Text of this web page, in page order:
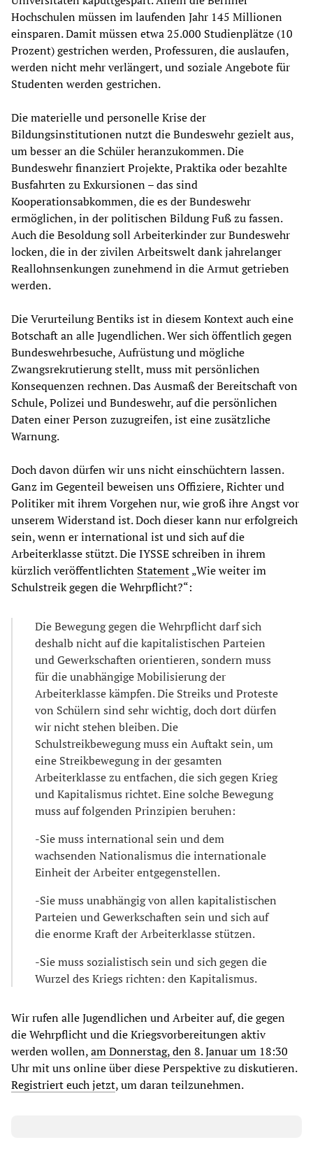
Hochschulen müssen im laufenden Jahr 145 Millionen
einsparen. Damit müssen etwa 25.000 Studienplätze (10
Prozent) gestrichen werden, Professuren, die auslaufen,
werden nicht mehr verlängert, und soziale Angebote für
Studenten werden gestrichen.
Die materielle und personelle Krise der
Bildungsinstitutionen nutzt die Bundeswehr gezielt aus,
um besser an die Schüler heranzukommen. Die
Bundeswehr finanziert Projekte, Praktika oder bezahlte
Busfahrten zu Exkursionen – das sind
Kooperationsabkommen, die es der Bundeswehr
ermöglichen, in der politischen Bildung Fuß zu fassen.
Auch die Besoldung soll Arbeiterkinder zur Bundeswehr
locken, die in der zivilen Arbeitswelt dank jahrelanger
Reallohnsenkungen zunehmend in die Armut getrieben
werden.
Die Verurteilung Bentiks ist in diesem Kontext auch eine
Botschaft an alle Jugendlichen. Wer sich öffentlich gegen
Bundeswehrbesuche, Aufrüstung und mögliche
Zwangsrekrutierung stellt, muss mit persönlichen
Konsequenzen rechnen. Das Ausmaß der Bereitschaft von
Schule, Polizei und Bundeswehr, auf die persönlichen
Daten einer Person zuzugreifen, ist eine zusätzliche
Warnung.
Doch davon dürfen wir uns nicht einschüchtern lassen.
Ganz im Gegenteil beweisen uns Offiziere, Richter und
Politiker mit ihrem Vorgehen nur, wie groß ihre Angst vor
unserem Widerstand ist. Doch dieser kann nur erfolgreich
sein, wenn er international ist und sich auf die
Arbeiterklasse stützt. Die IYSSE schreiben in ihrem
kürzlich veröffentlichten Statement„Wie weiter im
Schulstreik gegen die Wehrpflicht?“:
Die Bewegung gegen die Wehrpflicht darf sich
deshalb nicht auf die kapitalistischen Parteien
und Gewerkschaften orientieren, sondern muss
für die unabhängige Mobilisierung der
Arbeiterklasse kämpfen. Die Streiks und Proteste
von Schülern sind sehr wichtig, doch dort dürfen
wir nicht stehen bleiben. Die
Schulstreikbewegung muss ein Auftakt sein, um
eine Streikbewegung in der gesamten
Arbeiterklasse zu entfachen, die sich gegen Krieg
und Kapitalismus richtet. Eine solche Bewegung
muss auf folgenden Prinzipien beruhen:
-Sie muss international sein und dem
wachsenden Nationalismus die internationale
Einheit der Arbeiter entgegenstellen.
-Sie muss unabhängig von allen kapitalistischen
Parteien und Gewerkschaften sein und sich auf
die enorme Kraft der Arbeiterklasse stützen.
-Sie muss sozialistisch sein und sich gegen die
Wurzel des Kriegs richten: den Kapitalismus.
Wir rufen alle Jugendlichen und Arbeiter auf, die gegen
die Wehrpflicht und die Kriegsvorbereitungen aktiv
werden wollen,am Donnerstag, den 8. Januar um 18:30
Uhr mit uns online über diese Perspektive zu diskutieren.
Registriert euch jetzt, um daran teilzunehmen.